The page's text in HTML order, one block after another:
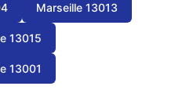
Marseille 13013
13015
13001